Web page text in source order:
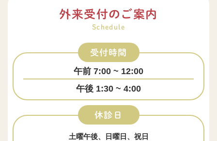
外来受付のご案内
Schedule
受付時間
午前 7:00 ~ 12:00
午後 1:30 ~ 4:00
休診日
土曜午後、日曜日、祝日